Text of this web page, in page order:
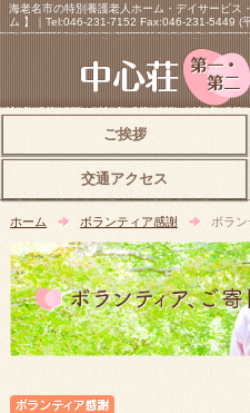
海老名市の特別養護老人ホーム・デイサービス
ム 】｜Tel:046-231-7152 Fax:046-231-5449 (
ご挨拶
交通アクセス
ホーム ボランティア感謝 ボラ